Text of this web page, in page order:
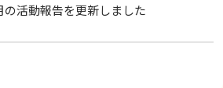
活動報告を更新しました